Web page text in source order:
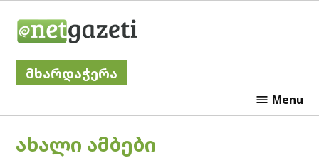
მხარდაჭერა
Menu
POSTED
ᲐᲮᲐᲚᲘ ᲐᲛᲑᲔᲑᲘ